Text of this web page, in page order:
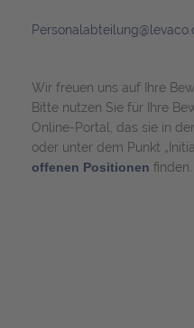
Personalabteilung _at_
Wir freuen uns auf Ihre
Bitte nutzen Sie für Ihre
Online-Portal, das sie in
oder unter dem Punkt
offenen Positionen finden.